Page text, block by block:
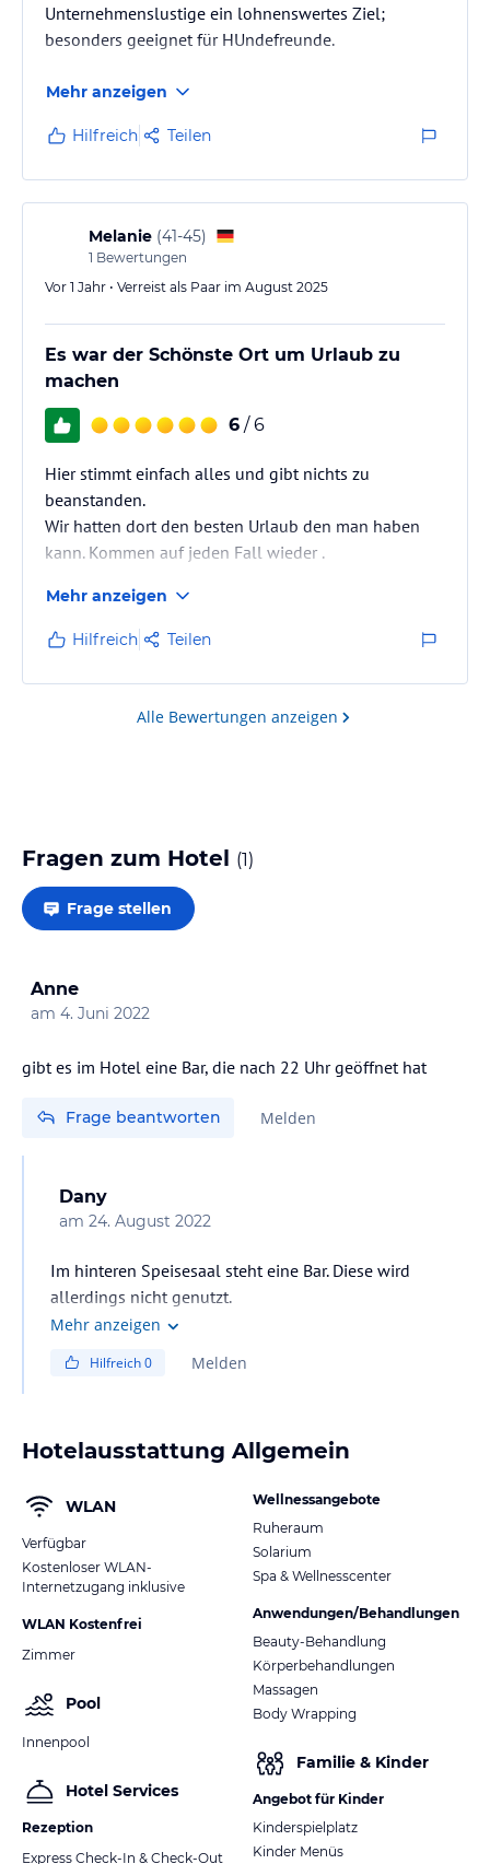
Unternehmenslustige ein lohnenswertes Ziel;
besonders geeignet für HUndefreunde.
Mehr anzeigen
Hilfreich Teilen
Melanie (41-45)
1 Bewertungen
Vor 1 Jahr • Verreist als Paar im August 2025
Es war der Schönste Ort um Urlaub zu
machen
6 / 6
Hier stimmt einfach alles und gibt nichts zu
beanstanden.
Wir hatten dort den besten Urlaub den man haben
kann. Kommen auf jeden Fall wieder .
Mehr anzeigen
Hilfreich Teilen
Alle Bewertungen anzeigen
Fragen zum Hotel (1)
Frage stellen
Anne
am 4. Juni 2022
gibt es im Hotel eine Bar, die nach 22 Uhr geöffnet hat
Frage beantworten Melden
Dany
am 24. August 2022
Im hinteren Speisesaal steht eine Bar. Diese wird
allerdings nicht genutzt.
Es war sehr schwer, nach dem Abendessen noch
Mehr anzeigen
Hilfreich0 Melden
Hotelausstattung Allgemein
WLAN
Verfügbar
Kostenloser WLAN-
Internetzugang inklusive
WLAN Kostenfrei
Zimmer
Pool
Innenpool
Hotel Services
Rezeption
Express Check-In & Check-Out
Wellnessangebote
Ruheraum
Solarium
Spa & Wellnesscenter
Anwendungen/Behandlungen
Beauty-Behandlung
Körperbehandlungen
Massagen
Body Wrapping
Familie & Kinder
Angebot für Kinder
Kinderspielplatz
Kinder Menüs